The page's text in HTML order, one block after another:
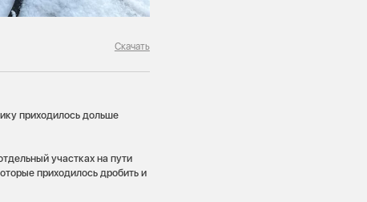
Скачать
приходилось дольше
участках на пути
приходилось дробить и